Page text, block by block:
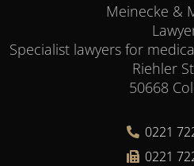
Meinecke &
Specialist lawyers for
Riehler
50668
0221
0221